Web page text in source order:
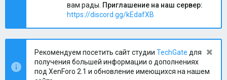
вам рады. Приглашение на наш сервер:
https://discord.gg/kEdafXB
Рекомендуем посетить сайт студии TechGate для
получения большей информации о дополнениях
под XenForo 2.1 и обновление имеющихся на нашем